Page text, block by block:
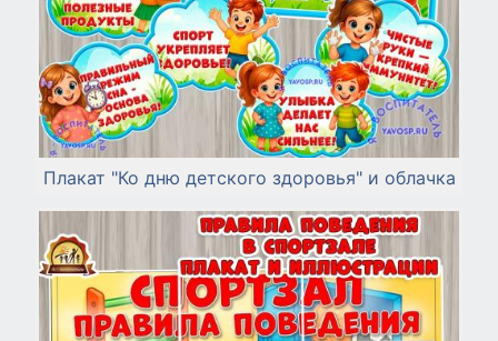
Плакат "Ко дню детского здоровья" и облачка